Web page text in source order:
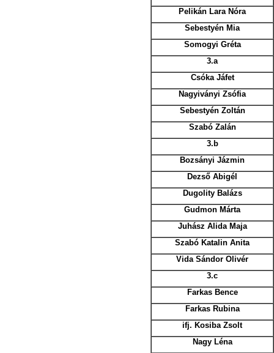
Pelikán Lara Nóra
Sebestyén Mia
Somogyi Gréta
3.a
Csóka Jáfet
Nagyiványi Zsófia
Sebestyén Zoltán
Szabó Zalán
3.b
Bozsányi Jázmin
Dezső Abigél
Dugolity Balázs
Gudmon Márta
Juhász Alida Maja
Szabó Katalin Anita
Vida Sándor Olivér
3.c
Farkas Bence
Farkas Rubina
ifj. Kosiba Zsolt
Nagy Léna